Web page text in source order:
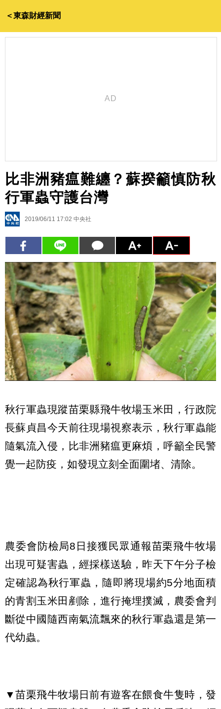
＜東森財經新聞
比非洲豬瘟難纏？蘇揆籲慎防秋
行軍蟲守護台灣
2019/06/11 17:02 中央社
秋行軍蟲現蹤苗栗縣飛牛牧場玉米田，行政院
長蘇貞昌今天前往現場視察表示，秋行軍蟲能
隨氣流入侵，比非洲豬瘟更麻煩，呼籲全民警
覺一起防疫，如發現立刻全面圍堵、清除。
農委會防檢局8日接獲民眾通報苗栗飛牛牧場
出現可疑害蟲，經採樣送驗，昨天下午分子檢
定確認為秋行軍蟲，隨即將現場約5分地面積
的青割玉米田剷除，進行掩埋撲滅，農委會判
斷從中國隨西南氣流飄來的秋行軍蟲還是第一
代幼蟲。
▼苗栗飛牛牧場日前有遊客在餵食牛隻時，發